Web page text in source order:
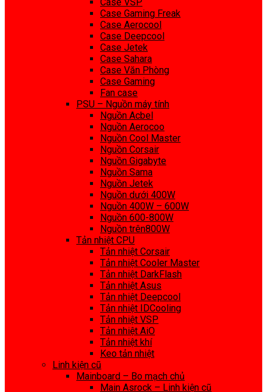
Case Gaming Freak
Case Aerocool
Case Deepcool
Case Jetek
Case Sahara
Case Văn Phòng
Case Gaming
Fan case
PSU – Nguồn máy tính
Nguồn Acbel
Nguồn Aerocoo
Nguồn Cool Master
Nguồn Corsair
Nguồn Gigabyte
Nguồn Sama
Nguồn Jetek
Nguồn dưới 400W
Nguồn 400W – 600W
Nguồn 600-800W
Nguồn trên800W
Tản nhiệt CPU
Tản nhiệt Corsair
Tản nhiệt Cooler Master
Tản nhiệt DarkFlash
Tản nhiệt Asus
Tản nhiệt Deepcool
Tản nhiệt IDCooling
Tản nhiệt VSP
Tản nhiệt AiO
Tản nhiệt khí
Keo tản nhiệt
Linh kiện cũ
Mainboard – Bo mạch chủ
Main Asrock – Linh kiện cũ